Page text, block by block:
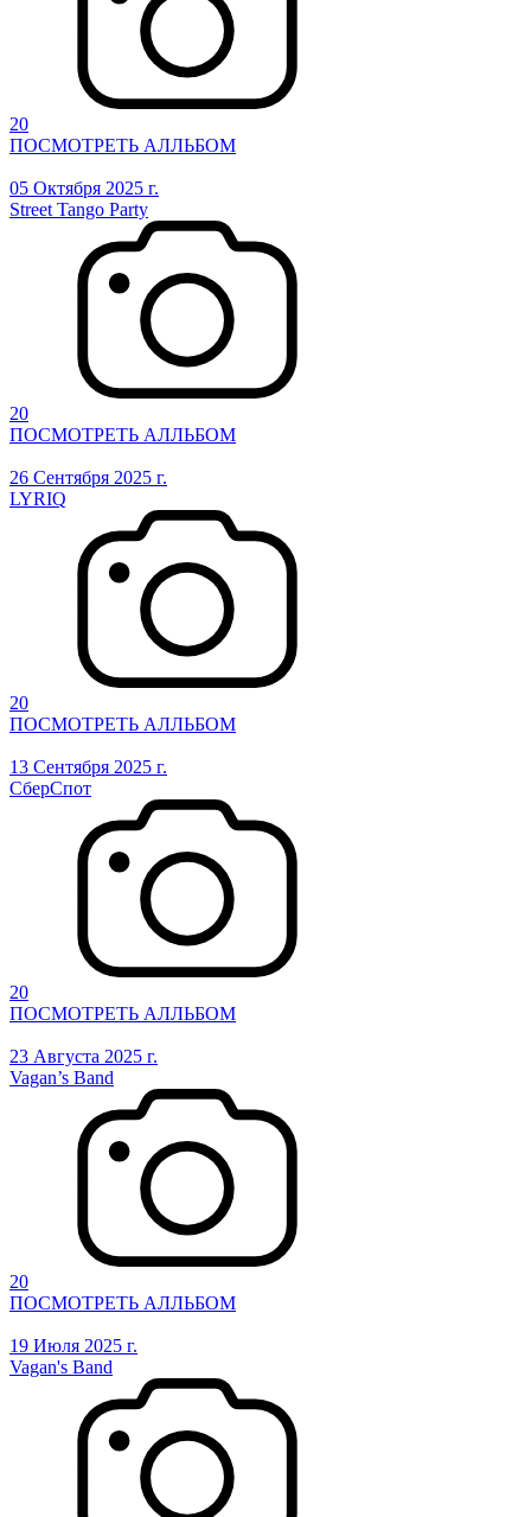
20
ПОСМОТРЕТЬ АЛЛЬБОМ
05 Октября 2025 г.
Street Tango Party
20
ПОСМОТРЕТЬ АЛЛЬБОМ
26 Сентября 2025 г.
LYRIQ
20
ПОСМОТРЕТЬ АЛЛЬБОМ
13 Сентября 2025 г.
СберСпот
20
ПОСМОТРЕТЬ АЛЛЬБОМ
23 Августа 2025 г.
Vagan’s Band
20
ПОСМОТРЕТЬ АЛЛЬБОМ
19 Июля 2025 г.
Vagan's Band